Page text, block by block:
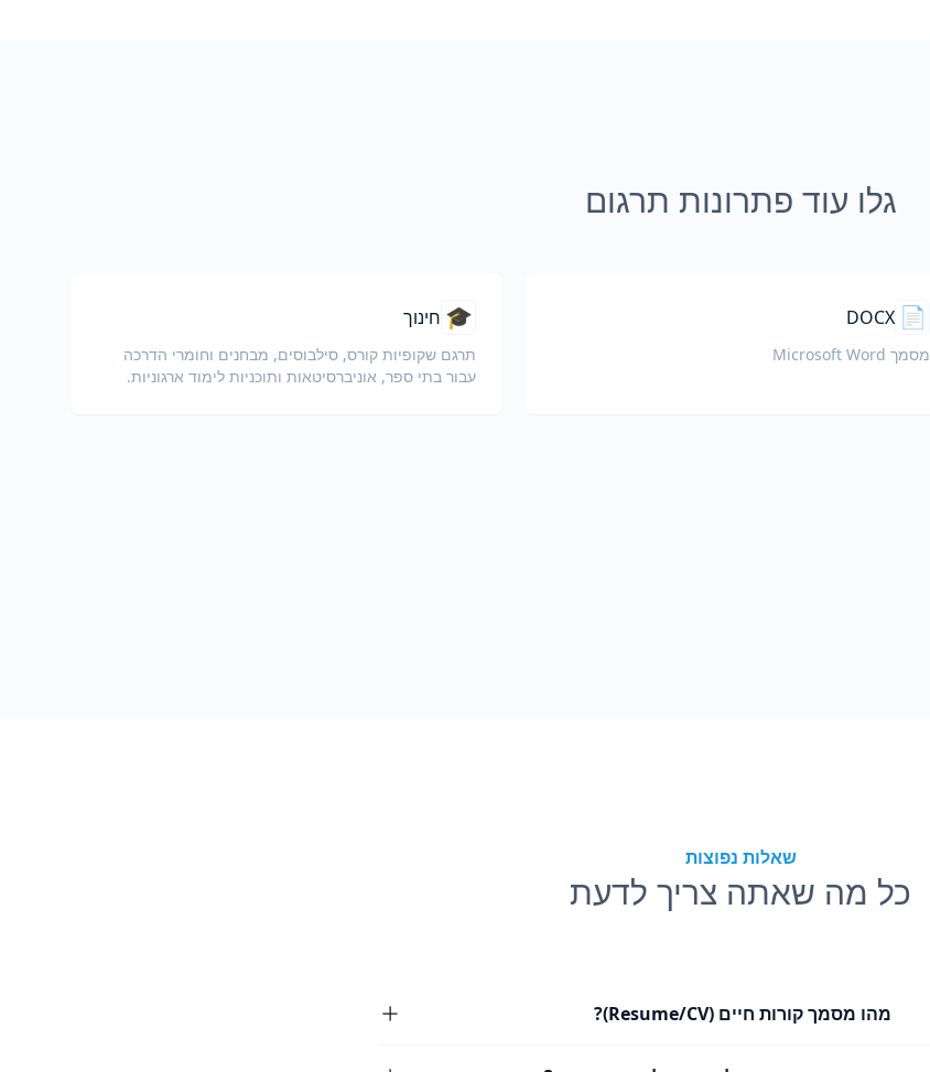
גלו עוד פתרונות תרגום
📄
DOCX
מסמך Microsoft Word
🎓 חינוך
תרגם שקופיות קורס, סילבוסים, מבחנים וחומרי הדרכה
עבור בתי ספר, אוניברסיטאות ותוכניות לימוד ארגוניות.
שאלות נפוצות
כל מה שאתה צריך לדעת
מהו מסמך קורות חיים (Resume/CV)?